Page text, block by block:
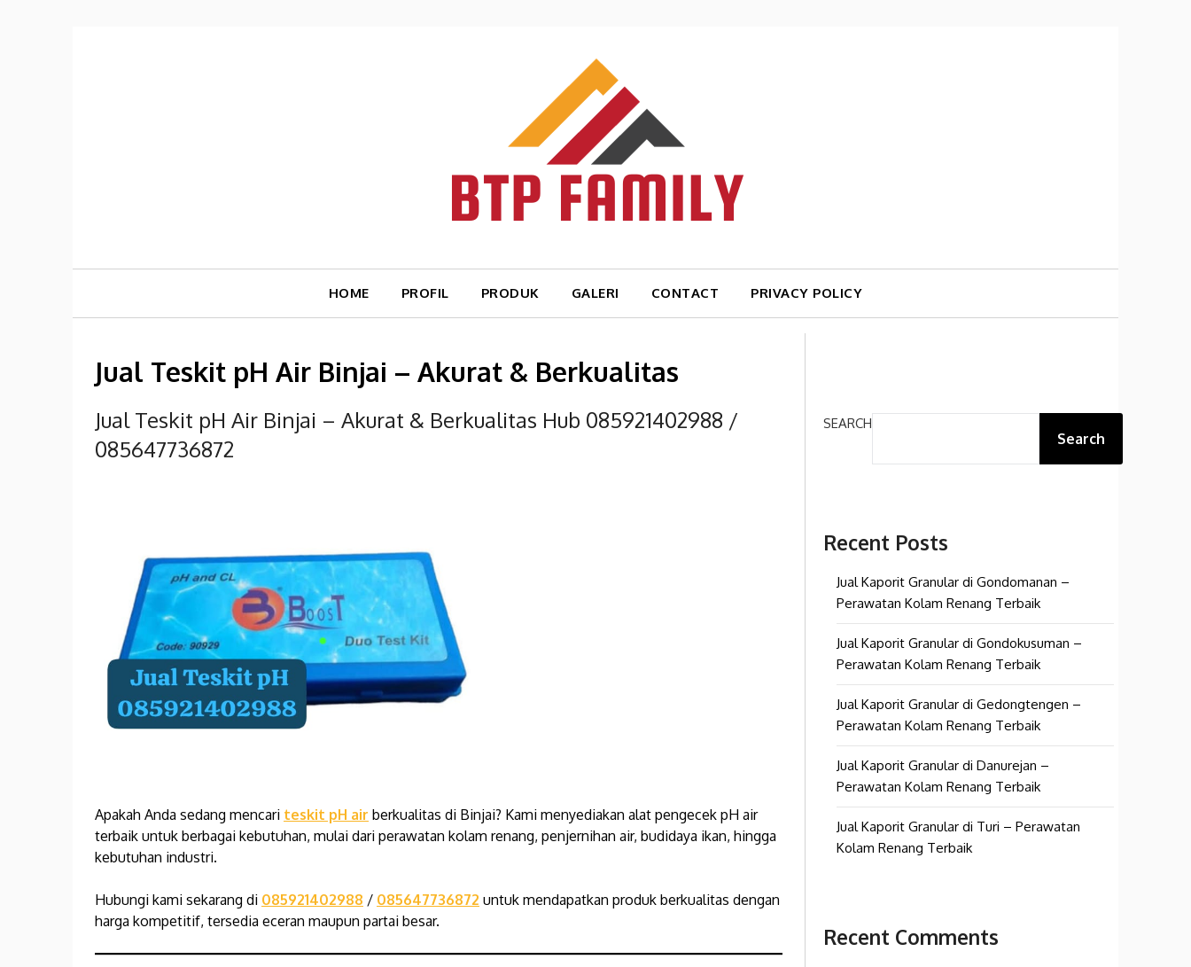
HOME PROFIL PRODUK GALERI CONTACT PRIVACY POLICY
Jual Teskit pH Air Binjai – Akurat & Berkualitas
Jual Teskit pH Air Binjai – Akurat & Berkualitas Hub 085921402988 /
085647736872
Apakah Anda sedang mencari teskit pH air berkualitas di Binjai? Kami menyediakan alat pengecek pH air
terbaik untuk berbagai kebutuhan, mulai dari perawatan kolam renang, penjernihan air, budidaya ikan, hingga
kebutuhan industri.
Hubungi kami sekarang di 085921402988 / 085647736872 untuk mendapatkan produk berkualitas dengan
harga kompetitif, tersedia eceran maupun partai besar.
SEARCH
Search
Recent Posts
Jual Kaporit Granular di Gondomanan –
Perawatan Kolam Renang Terbaik
Jual Kaporit Granular di Gondokusuman –
Perawatan Kolam Renang Terbaik
Jual Kaporit Granular di Gedongtengen –
Perawatan Kolam Renang Terbaik
Jual Kaporit Granular di Danurejan –
Perawatan Kolam Renang Terbaik
Jual Kaporit Granular di Turi – Perawatan
Kolam Renang Terbaik
Recent Comments